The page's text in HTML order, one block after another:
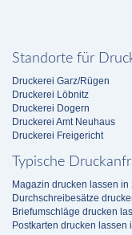
Standorte für
Druckerei Garz/Rügen
Druckerei Löbnitz
Druckerei Dogern
Druckerei Amt Neuhaus
Druckerei Freigericht
Typische
Magazin drucken lassen
Durchschreibesätze
Briefumschläge drucken
Postkarten drucken lassen